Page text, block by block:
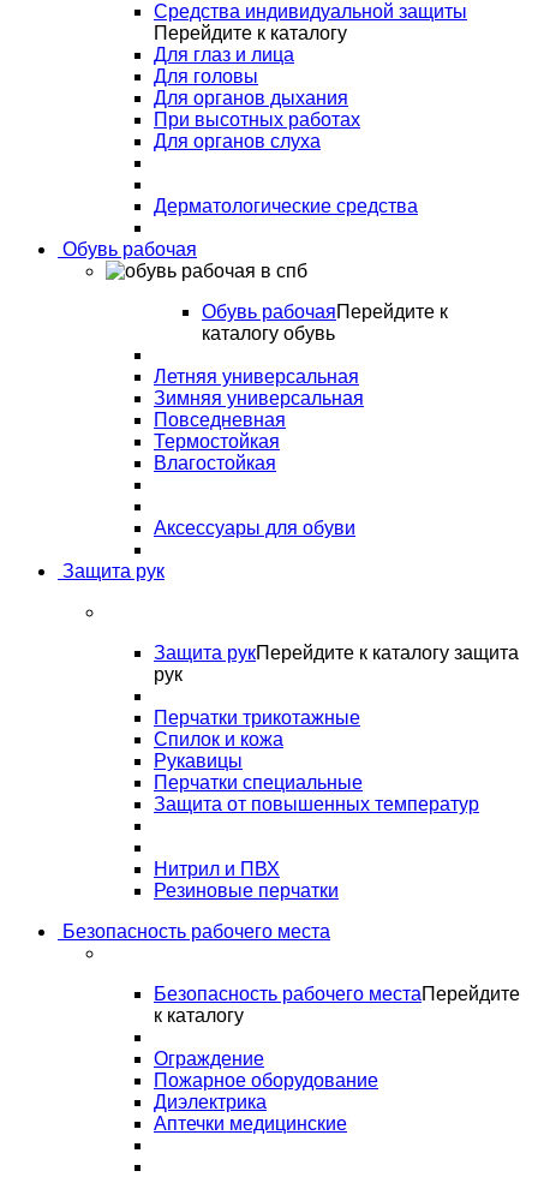
Средства индивидуальной защиты
Перейдите к каталогу
Для глаз и лица
Для головы
Для органов дыхания
При высотных работах
Для органов слуха
Дерматологические средства
Обувь рабочая
Обувь рабочаяПерейдите к
каталогу обувь
Летняя универсальная
Зимняя универсальная
Повседневная
Термостойкая
Влагостойкая
Аксессуары для обуви
Защита рук
Защита рукПерейдите к каталогу защита
рук
Перчатки трикотажные
Спилок и кожа
Рукавицы
Перчатки специальные
Защита от повышенных температур
Нитрил и ПВХ
Резиновые перчатки
Безопасность рабочего места
Безопасность рабочего местаПерейдите
к каталогу
Ограждение
Пожарное оборудование
Диэлектрика
Аптечки медицинские